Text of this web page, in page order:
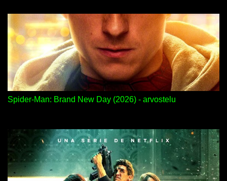
Spider-Man: Brand New Day (2026) - arvostelu